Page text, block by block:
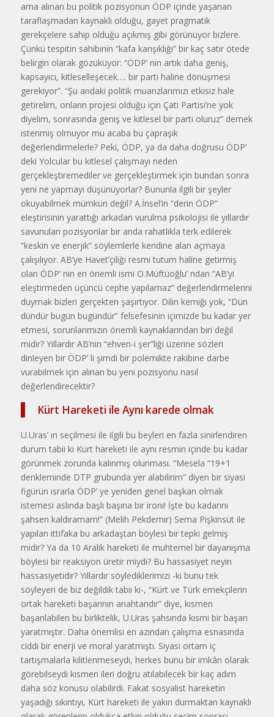
ama alınan bu politik pozisyonun ÖDP içinde yaşanan
taraflaşmadan kaynaklı olduğu, gayet pragmatik
gerekçelere sahip olduğu açıkmış gibi görünüyor bizlere.
Çünkü tespitin sahibinin “kafa karışıklığı” bir kaç satır ötede
belirgin olarak gözüküyor: “ÖDP’ nin artık daha geniş,
kapsayıcı, kitleselleşecek…. bir parti haline dönüşmesi
gerekiyor”. “Şu andaki politik muarızlarımızı etkisiz hale
getirelim, onların projesi olduğu için Çatı Partisi’ne yok
diyelim, sonrasında geniş ve kitlesel bir parti oluruz” demek
istenmiş olmuyor mu acaba bu çapraşık
değerlendirmelerle? Peki, ÖDP, ya da daha doğrusu ÖDP’
deki Yolcular bu kitlesel çalışmayı neden
gerçekleştiremediler ve gerçekleştirmek için bundan sonra
yeni ne yapmayı düşünüyorlar? Bununla ilgili bir şeyler
okuyabilmek mümkün değil? A.İnsel’in “derin ÖDP”
eleştirisinin yarattığı arkadan vurulma psikolojisi ile yıllardır
savunulan pozisyonlar bir anda rahatlıkla terk edilerek
“keskin ve enerjik” söylemlerle kendine alan açmaya
çalışılıyor. AB’ye Havet’çiliği resmi tutum haline getirmiş
olan ÖDP’ nin en önemli ismi O.Müftüoğlu’ ndan “AB’yi
eleştirmeden üçüncü cephe yapılamaz” değerlendirmelerini
duymak bizleri gerçekten şaşırtıyor. Dilin kemiği yok, “Dün
dündür bugün bugündür” felsefesinin içimizde bu kadar yer
etmesi, sorunlarımızın önemli kaynaklarından biri değil
midir? Yıllardır AB’nin “ehven-i şer”liği üzerine sözleri
dinleyen bir ÖDP’ li şimdi bir polemikte rakibine darbe
vurabilmek için alınan bu yeni pozisyonu nasıl
değerlendirecektir?
Kürt Hareketi ile Aynı karede olmak
U.Uras’ ın seçilmesi ile ilgili bu beyleri en fazla sinirlendiren
durum tabii ki Kürt hareketi ile aynı resmin içinde bu kadar
görünmek zorunda kalınmış olunması. “Mesela “19+1
denkleminde DTP grubunda yer alabilirim” diyen bir siyasi
figürün ısrarla ÖDP’ ye yeniden genel başkan olmak
istemesi aslında başlı başına bir ironi! İşte bu kadarını
şahsen kaldıramam!” (Melih Pekdemir) Sema Pişkinsüt ile
yapılan ittifaka bu arkadaştan böylesi bir tepki gelmiş
midir? Ya da 10 Aralık hareketi ile muhtemel bir dayanışma
böylesi bir reaksiyon üretir miydi? Bu hassasiyet neyin
hassasiyetidir? Yıllardır söylediklerimizi -ki bunu tek
söyleyen de biz değildik tabii ki-, “Kürt ve Türk emekçilerin
ortak hareketi başarının anahtarıdır” diye, kısmen
başarılabilen bu birliktelik, U.Uras şahsında kısmi bir başarı
yaratmıştır. Daha önemlisi en azından çalışma esnasında
ciddi bir enerji ve moral yaratmıştı. Siyasi ortam iç
tartışmalarla kilitlenmeseydi, herkes bunu bir imkân olarak
görebilseydi kısmen ileri doğru atılabilecek bir kaç adım
daha söz konusu olabilirdi. Fakat sosyalist hareketin
yaşadığı sıkıntıyı, Kürt hareketi ile yakın durmaktan kaynaklı